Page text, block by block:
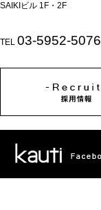
SAIKIビル 1F・2F
TEL 03-5952-5076